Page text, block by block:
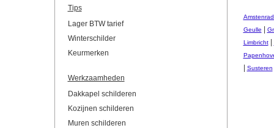
Tips
Lager BTW tarief
Winterschilder
Keurmerken
Werkzaamheden
Dakkapel schilderen
Kozijnen schilderen
Muren schilderen
Geulle
Limbricht|
Susteren